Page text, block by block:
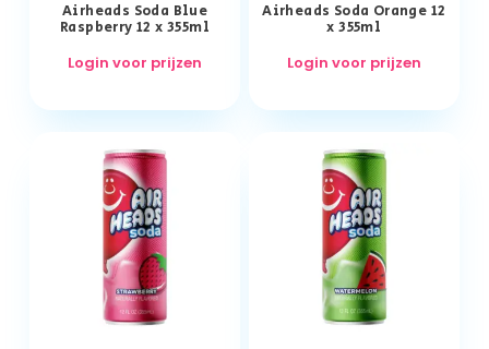
Airheads Soda Blue
Raspberry 12 x 355ml
Login voor prijzen
Airheads Soda Orange 12
x 355ml
Login voor prijzen